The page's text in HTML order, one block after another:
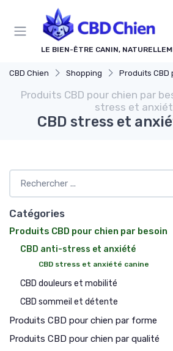
LE BIEN-ÊTRE CANIN,
CBD Chien Shopping Produits CBD
Produits CBD pour chien par
stress et
CBD stress et
Catégories
Produits CBD pour chien par besoin
CBD anti-stress et anxiété
CBD stress et anxiété canine
CBD douleurs et mobilité
CBD sommeil et détente
Produits CBD pour chien par forme
Produits CBD pour chien par qualité
Panneau de gestion des cookies